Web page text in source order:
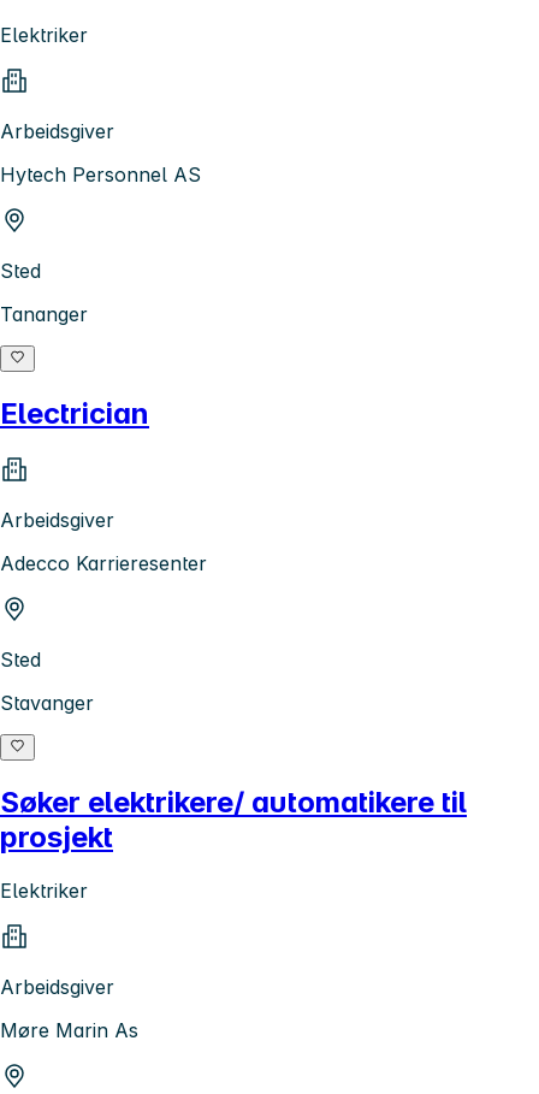
Elektriker
Arbeidsgiver
Hytech Personnel AS
Sted
Tananger
Electrician
Arbeidsgiver
Adecco Karrieresenter
Sted
Stavanger
Søker elektrikere/ automatikere til
prosjekt
Elektriker
Arbeidsgiver
Møre Marin As